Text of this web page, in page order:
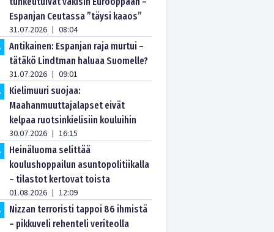
Espanjan Ceutassa ”täysi kaaos”
31.07.2026 | 08:04
Antikainen: Espanjan raja murtui –
tätäkö Lindtman haluaa Suomelle?
31.07.2026 | 09:01
Kielimuuri suojaa:
Maahanmuuttajalapset eivät
kelpaa ruotsinkielisiin kouluihin
30.07.2026 | 16:15
Heinäluoma selittää
koulushoppailun asuntopolitiikalla
– tilastot kertovat toista
01.08.2026 | 12:09
Nizzan terroristi tappoi 86 ihmistä
– pikkuveli rehenteli veriteolla